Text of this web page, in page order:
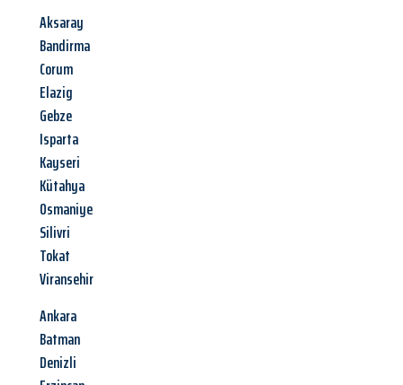
Aksaray
Bandirma
Corum
Elazig
Gebze
Isparta
Kayseri
Kütahya
Osmaniye
Silivri
Tokat
Viransehir
Ankara
Batman
Denizli